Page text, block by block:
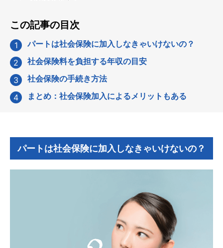
この記事の目次
パートは社会保険に加入しなきゃいけないの？
社会保険料を負担する年収の目安
社会保険の手続き方法
まとめ：社会保険加入によるメリットもある
パートは社会保険に加入しなきゃいけないの？